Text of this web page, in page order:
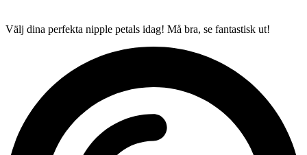
Välj dina perfekta nipple petals idag! Må bra, se fantastisk ut!